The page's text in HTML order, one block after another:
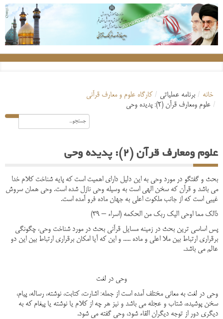
خانه / برنامه عملیاتی / کارگاه علوم و معارف قرآنی
/ علوم ومعارف قرآن (2): پدیده وحی
علوم ومعارف قرآن (2): پدیده وحی
بحث و گفتگو در مورد وحی به این دلیل دارای اهمیت است که پایه شناخت کلام خدا
می باشد و قرآن که سخن الهی است به وسیله وحی نازل شده است. وحی همان سروش
غیبی است که از جانب ملکوت اعلی به جهان ماده فرو آمده است.
ذالک مما اوحی الیک ربک من الحکمه (اسراء – 39)
پس اساسی ترین بحث در زمینه مسایل قرآنی بحث در مورد شناخت وحی، چگونگی
برقراری ارتباط بین ملا اعلی و ماده ..... و این که آیا امکان برقراری ارتباط بین این دو
عالم می باشد.
وحی در لغت
وحی در لغت به معانی مختلف آمده است از جمله: اشارت، کتابت، نوشته، رساله، پیام،
سخن پوشیده، شتاب و عجله می باشد و نیز هر چه از کلام یا نوشته یا پیغام که به
دیگری دور از توجه دیگران القاء شود، وحی گفته می شود.